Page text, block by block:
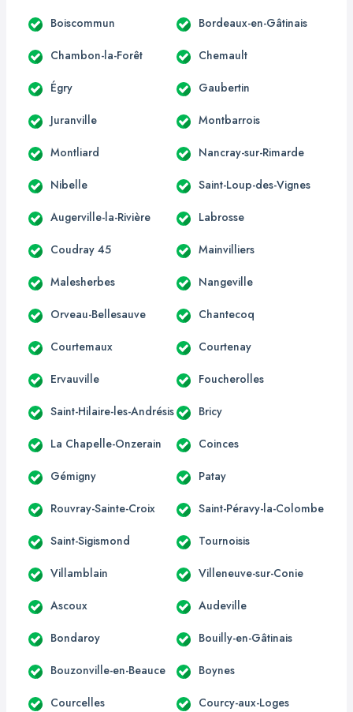
Boiscommun Bordeaux-en-Gâtinais
Chambon-la-Forêt Chemault
Égry Gaubertin
Juranville Montbarrois
Montliard Nancray-sur-Rimarde
Nibelle Saint-Loup-des-Vignes
Augerville-la-Rivière Labrosse
Coudray 45 Mainvilliers
Malesherbes Nangeville
Orveau-Bellesauve Chantecoq
Courtemaux Courtenay
Ervauville Foucherolles
Saint-Hilaire-les-Andrésis Bricy
La Chapelle-Onzerain Coinces
Gémigny Patay
Rouvray-Sainte-Croix Saint-Péravy-la-Colombe
Saint-Sigismond Tournoisis
Villamblain Villeneuve-sur-Conie
Ascoux Audeville
Bondaroy Bouilly-en-Gâtinais
Bouzonville-en-Beauce Boynes
Courcelles Courcy-aux-Loges